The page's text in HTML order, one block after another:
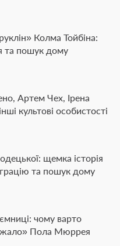
Колма Тойбіна:
та пошук дому
Артем Чех, Ірена
культові особистості
щемка історія
та пошук дому
чому варто
Пола Мюррея